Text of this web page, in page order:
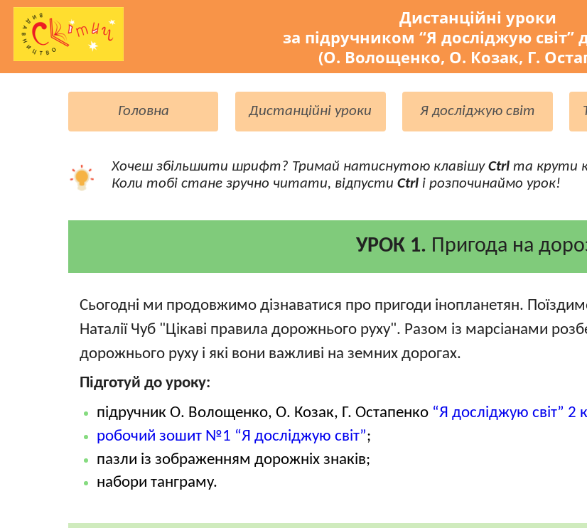
Дистанційні уроки
за підручником “Я досліджую світ”
(О. Волощенко, О. Козак, Г.
Головна Дистанційні уроки Я досліджую світ
Хочеш збільшити шрифт? Тримай натиснутою клавішуCtrl та крути
Коли тобі стане зручно читати, відпустиCtrl і розпочинаймо урок!
УРОК 1. Пригода на
Сьогодні ми продовжимо дізнаватися про пригоди інопланетян.
Наталії Чуб "Цікаві правила дорожнього руху". Разом із марсіанами
дорожнього руху і які вони важливі на земних дорогах.
Підготуй до уроку:
підручник О. Волощенко, О. Козак, Г. Остапенко “Я досліджую світ” 2
робочий зошит №1 “Я досліджую світ”;
пазли із зображенням дорожніх знаків;
набори танграму.